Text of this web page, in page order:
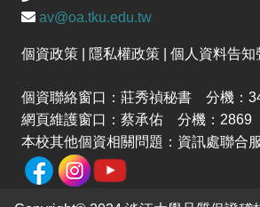
av@oa.tku.edu.tw
個資政策 | 隱私權政策 | 個人資料告知
個資聯絡窗口：莊秀禎秘書 分機：
網頁維護窗口：蔡承佑 分機：2869
本校其他個資相關問題：資訊處聯